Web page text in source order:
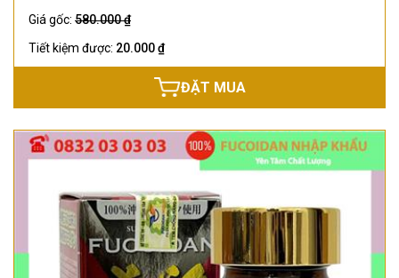
Giá gốc: 580.000 ₫
Tiết kiệm được: 20.000 ₫
ĐẶT MUA